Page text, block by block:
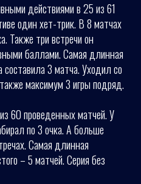
действиями в 25 из 61
один хет-трик. В 8 матчах
Также три встречи он
баллами. Самая длинная
составила 3 матча. Уходил со
максимум 3 игры подряд.
60 проведенных матчей. У
по 3 очка. А больше
Самая длинная
– 5 матчей. Серия без